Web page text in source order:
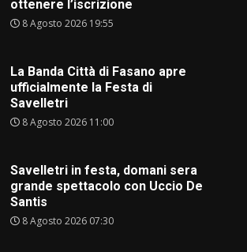
ottenere l’iscrizione
8 Agosto 2026 19:55
La Banda Città di Fasano apre
ufficialmente la Festa di
Savelletri
8 Agosto 2026 11:00
Savelletri in festa, domani sera
grande spettacolo con Uccio De
Santis
8 Agosto 2026 07:30